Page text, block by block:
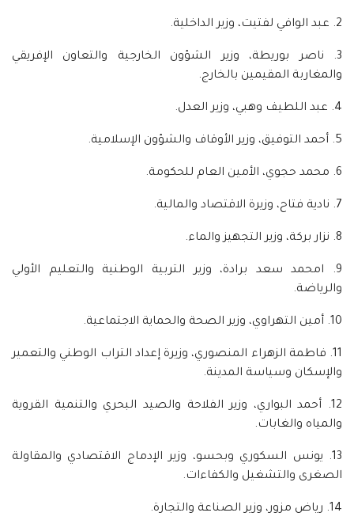
2. عبد الوافي لفتيت، وزير الداخلية.
3. ناصر بوريطة، وزير الشؤون الخارجية والتعاون الإفريقي
والمغاربة المقيمين بالخارج.
4. عبد اللطيف وهبي، وزير العدل.
5. أحمد التوفيق، وزير الأوقاف والشؤون الإسلامية.
6. محمد حجوي، الأمين العام للحكومة.
7. نادية فتاح، وزيرة الاقتصاد والمالية.
8. نزار بركة، وزير التجهيز والماء.
9. امحمد سعد برادة، وزير التربية الوطنية والتعليم الأولي
والرياضة.
10. أمين التهراوي، وزير الصحة والحماية الاجتماعية.
11. فاطمة الزهراء المنصوري، وزيرة إعداد التراب الوطني والتعمير
والإسكان وسياسة المدينة.
12. أحمد البواري، وزير الفلاحة والصيد البحري والتنمية القروية
والمياه والغابات.
13. يونس السكوري وبحسو، وزير الإدماج الاقتصادي والمقاولة
الصغرى والتشغيل والكفاءات.
14. رياض مزور، وزير الصناعة والتجارة.